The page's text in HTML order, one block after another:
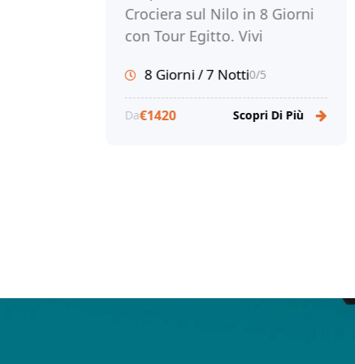
Crociera sul Nilo in 8 Giorni
con Tour Egitto. Vivi
indimenticabile nella terra
dei faraoni e prenota ora!
8 Giorni / 7 Notti 0/5
Scopri Di Più
il